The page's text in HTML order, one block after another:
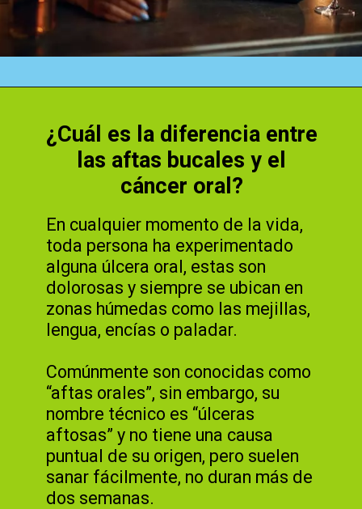
En cualquier momento de la vida,
toda persona ha experimentado
alguna úlcera oral, estas son
dolorosas y siempre se ubican en
zonas húmedas como las mejillas,
lengua, encías o paladar.
Comúnmente son conocidas como
“aftas orales”, sin embargo, su
nombre técnico es “úlceras
aftosas” y no tiene una causa
puntual de su origen, pero suelen
sanar fácilmente, no duran más de
dos semanas.
¿Cuál es la diferencia entre
las aftas bucales y el
cáncer oral?